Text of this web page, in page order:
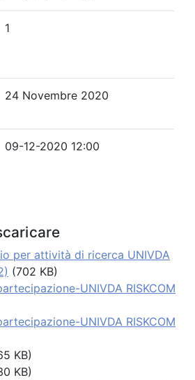
1
24 Novembre 2020
09-12-2020 12:00
per attività di ricerca UNIVDA
(702 KB)
UNIVDA RISKCOM
UNIVDA RISKCOM
KB)
KB)